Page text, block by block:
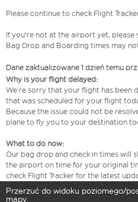
Please continue to check Flight
If you're not at the airport yet,
Bag Drop and Boarding times may
Dane zaktualizowane 1 dzień temu
Why is your flight delayed:
We’re sorry that your flight has been
that was scheduled for your flight
Because the issue could not be
plane to fly you to your destination
What to do now:
Our bag drop and check in times will
the airport on time for your original
check Flight Tracker for the latest
Przerzuć do widoku poziomego/
mapy.